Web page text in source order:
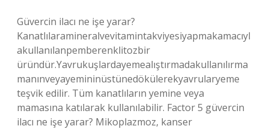
Güvercin ilacı ne işe yarar?
Kanatlılaramineralvevitamintakviyesiyapmakamacıyl
akullanılanpemberenklitozbir
üründür.Yavrukuşlardayemealıştırmadakullanılırma
manınveyayemininüstünedökülerekyavrularyeme
teşvik edilir. Tüm kanatlıların yemine veya
mamasına katılarak kullanılabilir. Factor 5 güvercin
ilacı ne işe yarar? Mikoplazmoz, kanser